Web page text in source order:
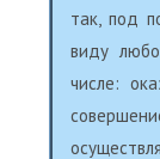
так, под
виду
числе: